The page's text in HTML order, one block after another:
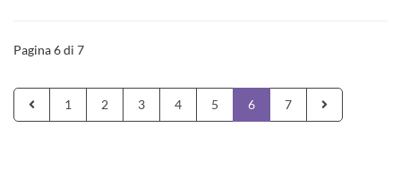
Pagina 6 di 7
1 2 3 4 5 6 7